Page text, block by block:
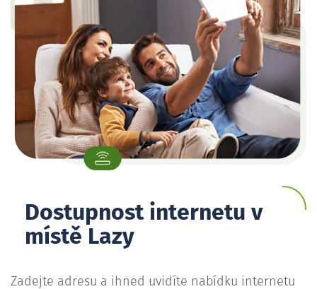
Dostupnost internetu v
místě Lazy
Zadejte adresu a ihned uvidíte nabídku internetu